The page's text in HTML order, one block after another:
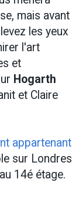
mais avant
les yeux
l'art
et
Hogarth
et Claire
appartenant
sur Londres
14é étage.